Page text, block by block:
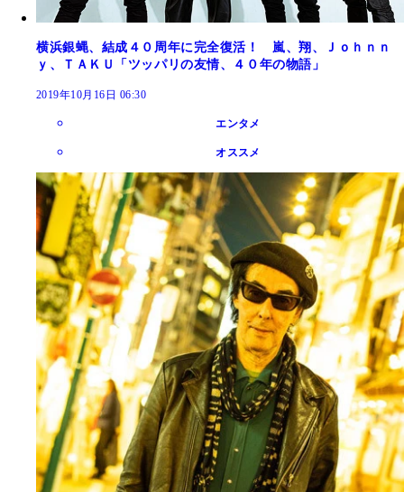
横浜銀蝿、結成４０周年に完全復活！ 嵐、翔、Ｊｏｈｎｎ
ｙ、ＴＡＫＵ「ツッパリの友情、４０年の物語」
2019年10月16日 06:30
エンタメ
オススメ